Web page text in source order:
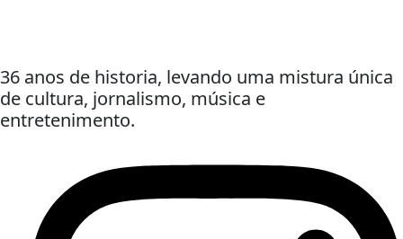
36 anos de historia, levando uma mistura única
de cultura, jornalismo, música e
entretenimento.